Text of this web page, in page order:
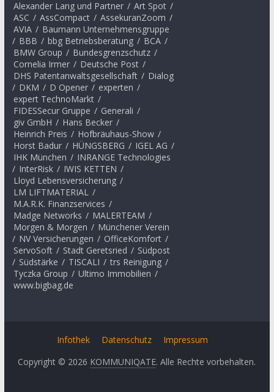
Alexander Lang und Partner / Art Spot /
ASC / AssCompact / AssekuranZoom /
AVIA / Baumann Unternehmensgruppe
/ BBB / bbg Betriebsberatung / BCA /
BMW Group / Bundesgrenzschutz /
Cornelia Irmer / Deutsche Post /
DHS Patentanwaltsgesellschaft / Dialog
/ DKM / D Opener / experten /
expert TechnoMarkt /
FIDESSecur Gruppe / Generali /
giv GmbH / Hans Becker /
Heinrich Preis / Hofbräuhaus-Show /
Horst Badur / HÜNGSBERG / IGEL AG /
IHK München / INRANGE Technologies
/ InterRisk / IWIS KETTEN /
Lloyd Lebensversicherung /
LM LIFTMATERIAL /
M.A.R.K. Finanzservices /
Madge Networks / MALERTEAM /
Morgen & Morgen / Münchener Verein
/ NV Versicherungen / OfficeKomfort /
ServoSoft / Stadt Geretsried / Südpost
/ Südstärke / TISCALI / trs Reinigung /
Tyczka Group / Ultimo Immobilien /
www.bigbag.de
Infothek Datenschutz
Impressum
Copyright © 2026 KOMMUNIQATE. Alle Rechte vorbehalten.